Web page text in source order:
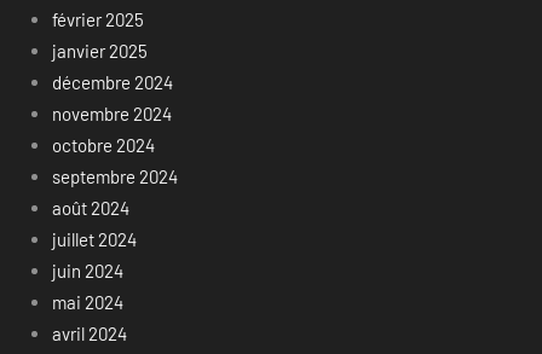
février 2025
janvier 2025
décembre 2024
novembre 2024
octobre 2024
septembre 2024
août 2024
juillet 2024
juin 2024
mai 2024
avril 2024